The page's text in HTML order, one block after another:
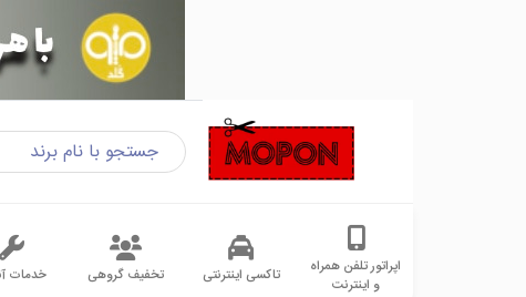
اپراتور تلفن همراه
و اینترنت
تاکسی اینترنتی تخفیف گروهی خدمات